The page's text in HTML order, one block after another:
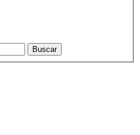
Buscar